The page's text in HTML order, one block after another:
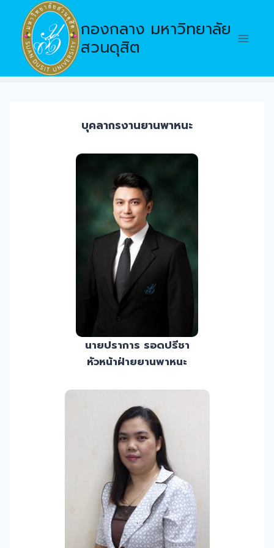
content
กองกลาง มหาวิทยาลัย
สวนดุสิต
บุคลากรงานยานพาหนะ
นายปราการ รอดปรีชา
หัวหน้าฝ่ายยานพาหนะ